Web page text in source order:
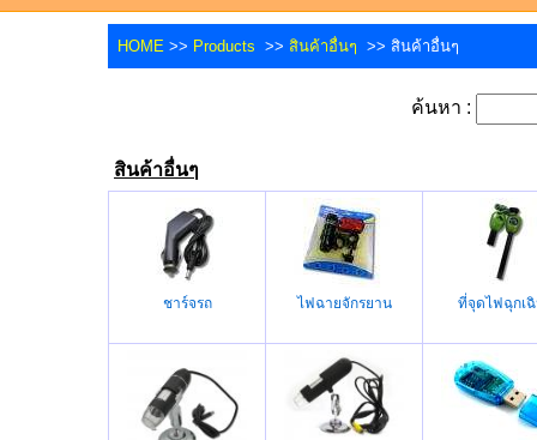
HOME >> Products >> สินค้าอื่นๆ >> สินค้าอื่นๆ
ค้นหา :
สินค้าอื่นๆ
ชาร์จรถ ไฟฉายจักรยาน ที่จุดไฟฉุกเ